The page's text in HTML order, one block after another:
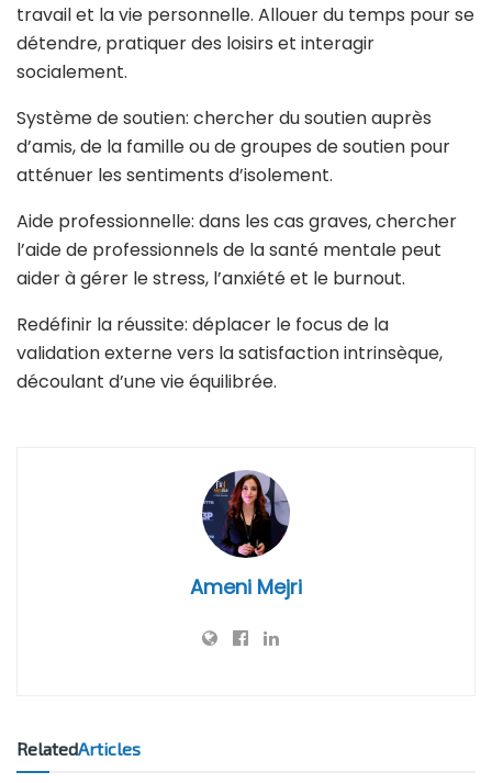
travail et la vie personnelle. Allouer du temps pour se
détendre, pratiquer des loisirs et interagir
socialement.
Système de soutien: chercher du soutien auprès
d’amis, de la famille ou de groupes de soutien pour
atténuer les sentiments d’isolement.
Aide professionnelle: dans les cas graves, chercher
l’aide de professionnels de la santé mentale peut
aider à gérer le stress, l’anxiété et le burnout.
Redéfinir la réussite: déplacer le focus de la
validation externe vers la satisfaction intrinsèque,
découlant d’une vie équilibrée.
Ameni Mejri
RelatedArticles